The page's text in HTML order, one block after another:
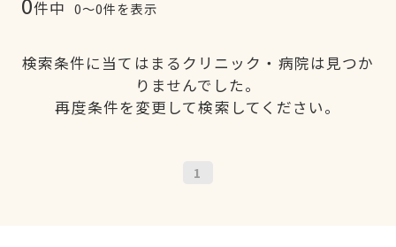
件中 0〜0件を表示
検索条件に当てはまるクリニック・病院は見つか
りませんでした。
再度条件を変更して検索してください。
1